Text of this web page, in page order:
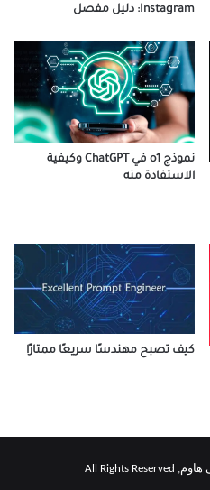
Instagram: دليل مفصل
نموذج o1 في ChatGPT وكيفية
الاستفادة منه
كيف تصبح مهندسًا سريعًا ممتازًا